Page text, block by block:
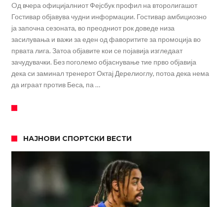
Oд вчера официјалниот Фејсбук профил на второлигашот
Гостивар објавува чудни информации. Гостивар амбициозно
ја започна сезоната, во преодниот рок доведе низа
засилувања и важи за еден од фаворитите за промоција во
првата лига. Затоа објавите кои се појавија изгледаат
зачудувачки. Без поголемо објаснување тие прво објавија
дека си заминал тренерот Октај Дерелиоглу, потоа дека нема
да играат против Беса, па …
НАЈНОВИ СПОРТСКИ ВЕСТИ